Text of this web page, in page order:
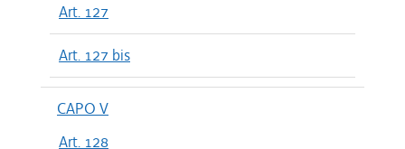
Art. 127
Art. 127 bis
CAPO V
Art. 128